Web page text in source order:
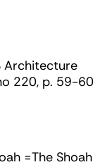
Architecture
220, p. 59-60
=The Shoah